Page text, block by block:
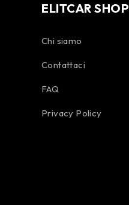
ELITCAR SHOP
Chi siamo
Contattaci
FAQ
Privacy Policy